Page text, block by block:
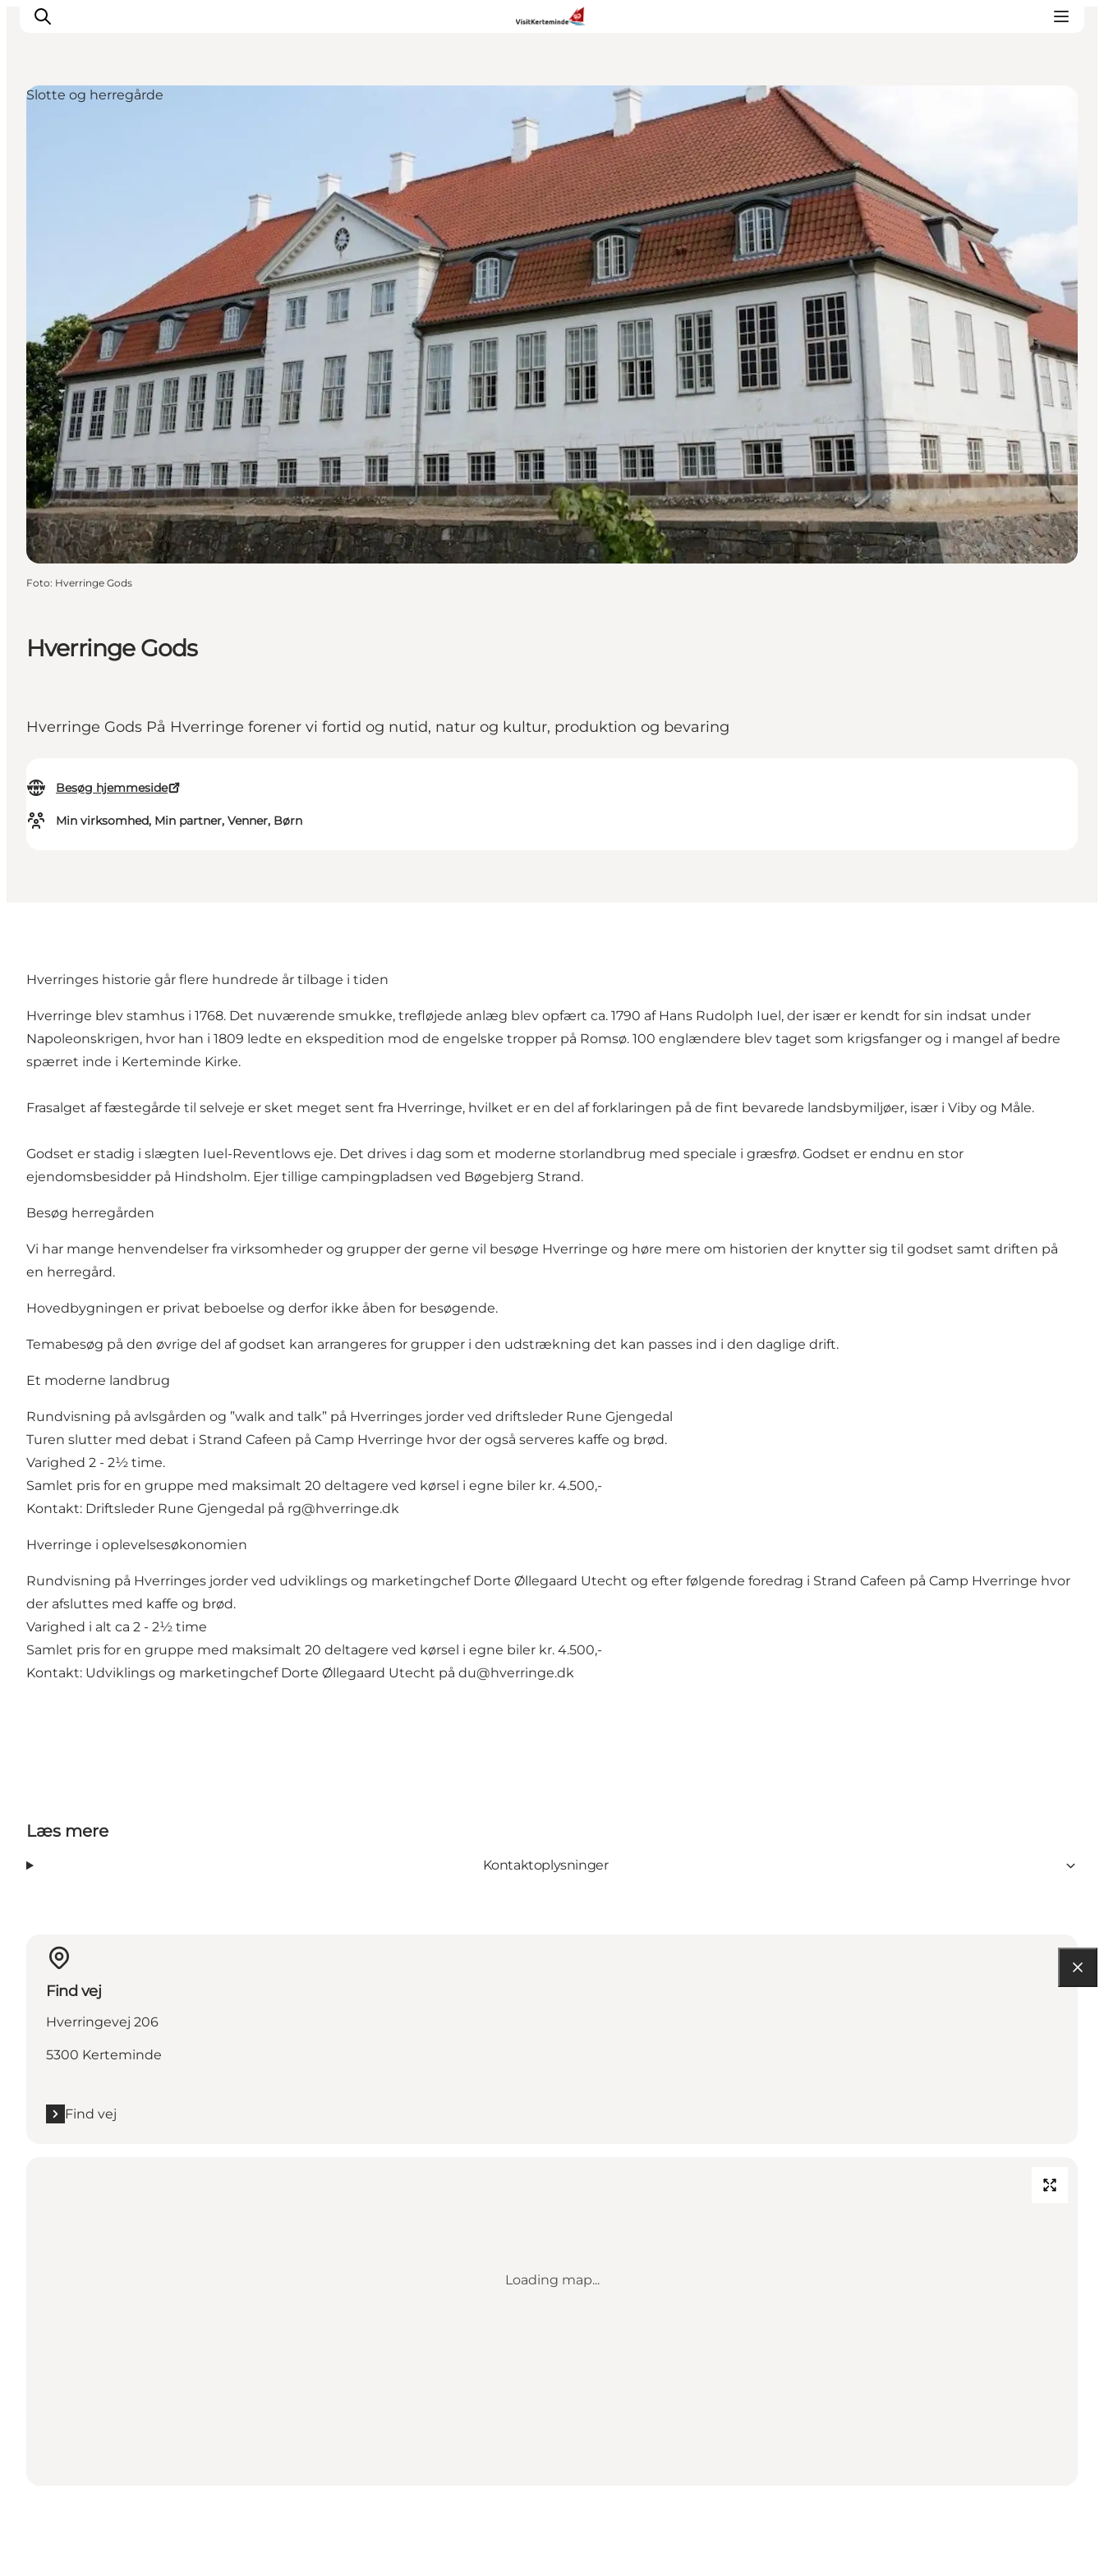
Hverringe Gods
Hverringe Gods På Hverringe forener vi fortid og nutid, natur og kultur, produktion og bevaring
Besøg hjemmeside
Min virksomhed, Min partner, Venner, Børn
Slotte og herregårde
Foto: Hverringe Gods
Hverringes historie går flere hundrede år tilbage i tiden
Hverringe blev stamhus i 1768. Det nuværende smukke, trefløjede anlæg blev opfært ca. 1790 af Hans Rudolph Iuel, der især er kendt for sin indsat under
Napoleonskrigen, hvor han i 1809 ledte en ekspedition mod de engelske tropper på Romsø. 100 englændere blev taget som krigsfanger og i mangel af bedre
spærret inde i Kerteminde Kirke.
Frasalget af fæstegårde til selveje er sket meget sent fra Hverringe, hvilket er en del af forklaringen på de fint bevarede landsbymiljøer, især i Viby og Måle.
Godset er stadig i slægten Iuel-Reventlows eje. Det drives i dag som et moderne storlandbrug med speciale i græsfrø. Godset er endnu en stor
ejendomsbesidder på Hindsholm. Ejer tillige campingpladsen ved Bøgebjerg Strand.
Besøg herregården
Vi har mange henvendelser fra virksomheder og grupper der gerne vil besøge Hverringe og høre mere om historien der knytter sig til godset samt driften på
en herregård.
Hovedbygningen er privat beboelse og derfor ikke åben for besøgende.
Temabesøg på den øvrige del af godset kan arrangeres for grupper i den udstrækning det kan passes ind i den daglige drift.
Et moderne landbrug
Rundvisning på avlsgården og ”walk and talk” på Hverringes jorder ved driftsleder Rune Gjengedal
Turen slutter med debat i Strand Cafeen på Camp Hverringe hvor der også serveres kaffe og brød.
Varighed 2 - 2½ time.
Samlet pris for en gruppe med maksimalt 20 deltagere ved kørsel i egne biler kr. 4.500,-
Kontakt: Driftsleder Rune Gjengedal på rg@hverringe.dk
Hverringe i oplevelsesøkonomien
Rundvisning på Hverringes jorder ved udviklings og marketingchef Dorte Øllegaard Utecht og efter følgende foredrag i Strand Cafeen på Camp Hverringe hvor
der afsluttes med kaffe og brød.
Varighed i alt ca 2 - 2½ time
Samlet pris for en gruppe med maksimalt 20 deltagere ved kørsel i egne biler kr. 4.500,-
Kontakt: Udviklings og marketingchef Dorte Øllegaard Utecht på du@hverringe.dk
Læs mere
Kontaktoplysninger
Find vej
Hverringevej 206
5300 Kerteminde
Find vej
Loading map...